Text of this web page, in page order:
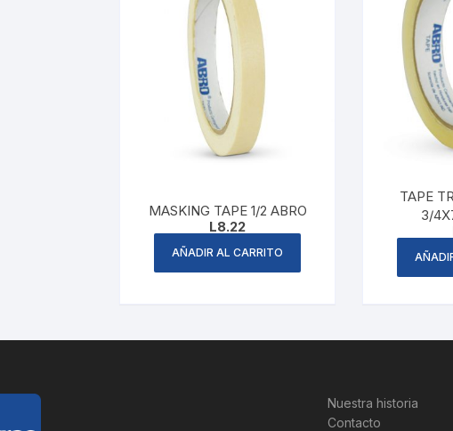
MASKING TAPE 1/2 ABRO
L8.22
AÑADIR AL CARRITO
TAPE
3/
Nuestra historia
Contacto